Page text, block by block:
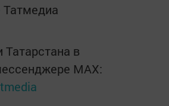
Татмедиа
Татарстана в
MАХ: